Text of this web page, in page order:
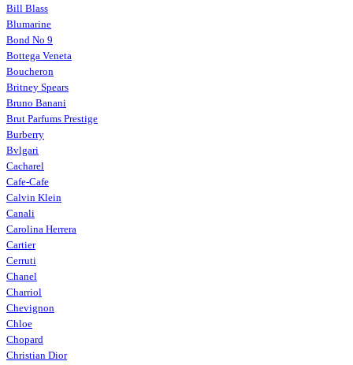
Bill Blass
Blumarine
Bond No 9
Bottega Veneta
Boucheron
Britney Spears
Bruno Banani
Brut Parfums Prestige
Burberry
Bvlgari
Cacharel
Cafe-Cafe
Calvin Klein
Canali
Carolina Herrera
Cartier
Cerruti
Chanel
Charriol
Chevignon
Chloe
Chopard
Christian Dior